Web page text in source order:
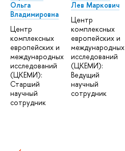
Ольга
Владимировна
Центр
комплексных
европейских и
международных
исследований
(ЦКЕМИ):
Старший
научный
сотрудник
Лев Маркович
Центр
комплексных
европейских и
международных
исследований
(ЦКЕМИ):
Ведущий
научный
сотрудник